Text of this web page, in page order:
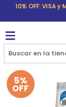
10% OFF: VISA y
5%
OFF